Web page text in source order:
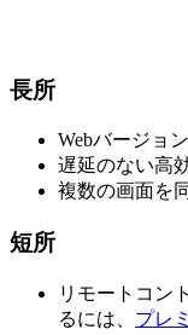
長所
Webバージョ
遅延のない高
複数の画面を
短所
リモートコン
るには、 プレ